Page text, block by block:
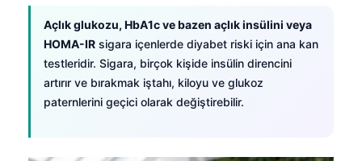
Açlık glukozu, HbA1c ve bazen açlık insülini veya
HOMA-IR sigara içenlerde diyabet riski için ana kan
testleridir. Sigara, birçok kişide insülin direncini
artırır ve bırakmak iştahı, kiloyu ve glukoz
paternlerini geçici olarak değiştirebilir.
বাংলা
اردو
मराठी
తెలుగు